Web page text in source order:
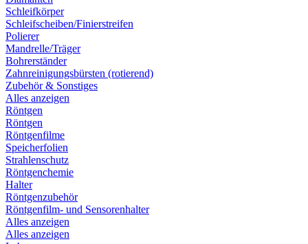
Schleifkörper
Schleifscheiben/Finierstreifen
Polierer
Mandrelle/Träger
Bohrerständer
Zahnreinigungsbürsten (rotierend)
Zubehör & Sonstiges
Alles anzeigen
Röntgen
Röntgen
Röntgenfilme
Speicherfolien
Strahlenschutz
Röntgenchemie
Halter
Röntgenzubehör
Röntgenfilm- und Sensorenhalter
Alles anzeigen
Alles anzeigen